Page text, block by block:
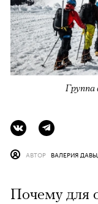
Группа
АВТОР ВАЛЕРИЯ
Почему для